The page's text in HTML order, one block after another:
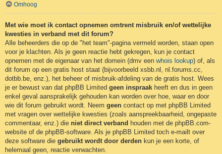
Omhoog
Met wie moet ik contact opnemen omtrent misbruik en/of wettelijke
kwesties in verband met dit forum?
Alle beheerders die op de "het team"-pagina vermeld worden, staan open
voor je klachten. Als je geen reactie hebt gekregen, kun je contact
opnemen met de eigenaar van het domein (dmv een whois lookup) of, als
dit forum op een gratis host staat (bijvoorbeeld xsbb.nl, nl.forums.cc,
dotbb.be, enz.), het beheer of misbruik-afdeling van de gratis host. Wees
je er bewust van dat phpBB Limited geen inspraak heeft en dus in geen
enkel geval aansprakelijk gehouden kan worden over hoe, waar en door
wie dit forum gebruikt wordt. Neem geen contact op met phpBB Limited
met vragen over wettelijke kwesties (zoals aanspreekbaarheid, ongepaste
commentaar, enz.) die niet direct verband houden met de phpBB.com-
website of de phpBB-software. Als je phpBB Limited toch e-mailt over
deze software die gebruikt wordt door derden kun je een korte, of
helemaal geen, reactie verwachten.